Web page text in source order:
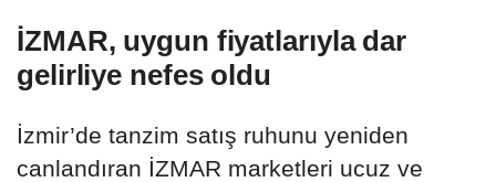
İZMAR, uygun fiyatlarıyla dar
gelirliye nefes oldu
İzmir’de tanzim satış ruhunu yeniden
canlandıran İZMAR marketleri ucuz ve